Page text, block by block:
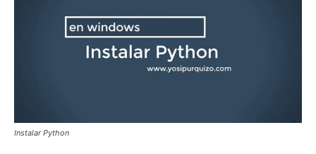
Instalar Python